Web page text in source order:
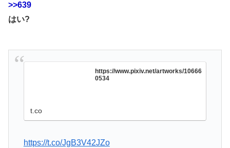
>>639
はい?
https://www.pixiv.net/artworks/10666
0534
t.co
https://t.co/JgB3V42JZo